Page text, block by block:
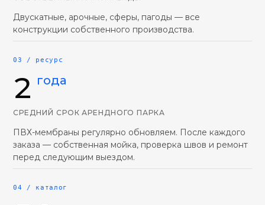
Двускатные, арочные, сферы, пагоды — все
конструкции собственного производства.
03 / ресурс
2 года
СРЕДНИЙ СРОК АРЕНДНОГО ПАРКА
ПВХ-мембраны регулярно обновляем. После каждого
заказа — собственная мойка, проверка швов и ремонт
перед следующим выездом.
04 / каталог